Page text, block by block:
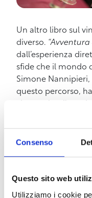
Consenso
Questo sito web
Utilizziamo i cookie
Un altro libro sul
diverso.
dall’esperienza
sfide che il mondo
Simone
questo percorso,
presentazione,
comunicare il vino,
in un viaggio tra le